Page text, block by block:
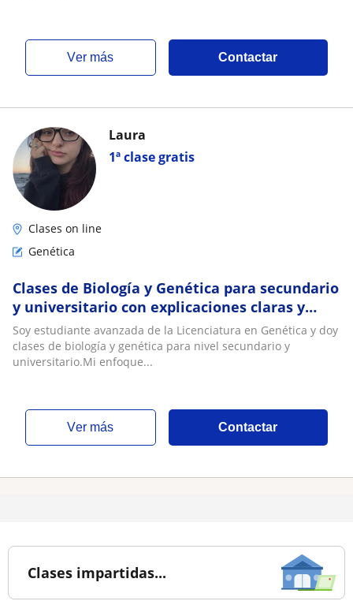
ver más Contactar
1ª clase gratis
Laura
Clases on line
Genética
Clases de Biología y Genética para secundario
y universitario con explicaciones claras y
personalizadas
Soy estudiante avanzada de la Licenciatura en Genética y doy
clases de biología y genética para nivel secundario y
universitario.Mi enfoque...
ver más Contactar
Clases impartidas...